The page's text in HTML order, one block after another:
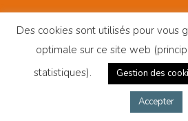
Instagram
contact@claire-
Des cookies sont utilisés pour vous
optimale sur ce site web
statistiques).
Gestion des
Accepter